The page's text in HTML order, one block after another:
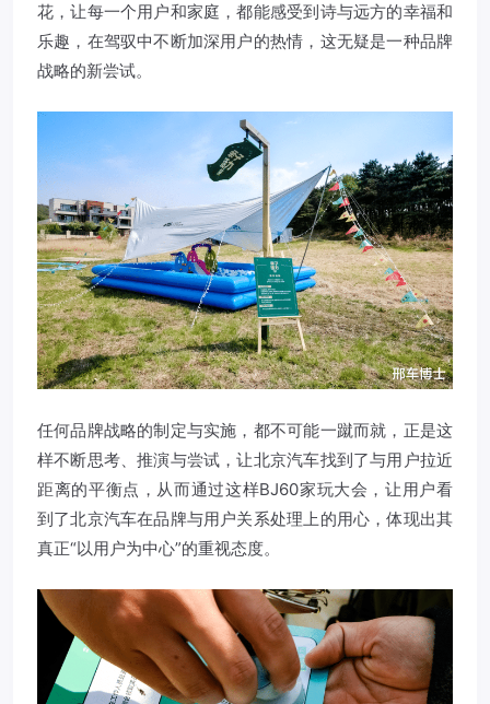
花，让每一个用户和家庭，都能感受到诗与远方的幸福和
乐趣，在驾驭中不断加深用户的热情，这无疑是一种品牌
战略的新尝试。
任何品牌战略的制定与实施，都不可能一蹴而就，正是这
样不断思考、推演与尝试，让北京汽车找到了与用户拉近
距离的平衡点，从而通过这样BJ60家玩大会，让用户看
到了北京汽车在品牌与用户关系处理上的用心，体现出其
真正“以用户为中心”的重视态度。